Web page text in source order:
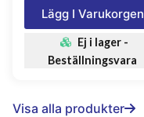
Lägg I Varukorgen
Ej i lager -
Beställningsvara
Visa alla produkter